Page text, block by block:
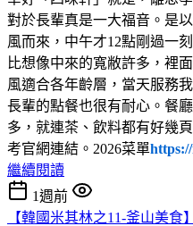
對於長輩真是一大福音。是
風而來，中午才12點剛過一
比想像中來的寬敝許多，裡
風適合各年齡層，當天服務
長輩的點餐也很有耐心。餐
多，就連茶、飲料都有好幾
考官網連結。2026菜單
繼續閱讀
1週前
【韓國米其林之11-釜山美